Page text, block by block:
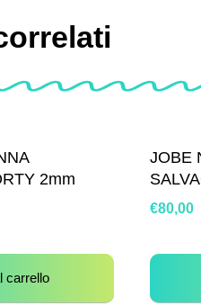
2mm
carrello
JOBE
€80,00